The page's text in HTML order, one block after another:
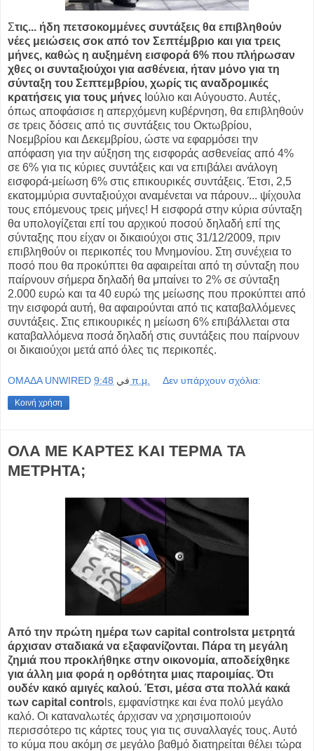
Στις... ήδη πετσοκομμένες συντάξεις θα επιβληθούν
νέες μειώσεις σοκ από τον Σεπτέμβριο και για τρεις
μήνες, καθώς η αυξημένη εισφορά 6% που πλήρωσαν
χθες οι συνταξιούχοι για ασθένεια, ήταν μόνο για τη
σύνταξη του Σεπτεμβρίου, χωρίς τις αναδρομικές
κρατήσεις για τους μήνες Ιούλιο και Αύγουστο. Αυτές,
όπως αποφάσισε η απερχόμενη κυβέρνηση, θα επιβληθούν
σε τρεις δόσεις από τις συντάξεις του Οκτωβρίου,
Νοεμβρίου και Δεκεμβρίου, ώστε να εφαρμόσει την
απόφαση για την αύξηση της εισφοράς ασθενείας από 4%
σε 6% για τις κύριες συντάξεις και να επιβάλει ανάλογη
εισφορά-μείωση 6% στις επικουρικές συντάξεις. Έτσι, 2,5
εκατομμύρια συνταξιούχοι αναμένεται να πάρουν... ψίχουλα
τους επόμενους τρεις μήνες! Η εισφορά στην κύρια σύνταξη
θα υπολογίζεται επί του αρχικού ποσού δηλαδή επί της
σύνταξης που είχαν οι δικαιούχοι στις 31/12/2009, πριν
επιβληθούν οι περικοπές του Μνημονίου. Στη συνέχεια το
ποσό που θα προκύπτει θα αφαιρείται από τη σύνταξη που
παίρνουν σήμερα δηλαδή θα μπαίνει το 2% σε σύνταξη
2.000 ευρώ και τα 40 ευρώ της μείωσης που προκύπτει από
την εισφορά αυτή, θα αφαιρούνται από τις καταβαλλόμενες
συντάξεις. Στις επικουρικές η μείωση 6% επιβάλλεται στα
καταβαλλόμενα ποσά δηλαδή στις συντάξεις που παίρνουν
οι δικαιούχοι μετά από όλες τις περικοπές.
OMAΔΑ UNWIRED في 9:48 π.μ. Δεν υπάρχουν σχόλια:
Κοινή χρήση
ΟΛΑ ΜΕ ΚΑΡΤΕΣ ΚΑΙ ΤΕΡΜΑ ΤΑ
ΜΕΤΡΗΤΑ;
Από την πρώτη ημέρα των capital controlsτα μετρητά
άρχισαν σταδιακά να εξαφανίζονται. Πάρα τη μεγάλη
ζημιά που προκλήθηκε στην οικονομία, αποδείχθηκε
για άλλη μια φορά η ορθότητα μιας παροιμίας. Ότι
ουδέν κακό αμιγές καλού. Έτσι, μέσα στα πολλά κακά
των capital contro ls, εμφανίστηκε και ένα πολύ μεγάλο
καλό. Οι καταναλωτές άρχισαν να χρησιμοποιούν
περισσότερο τις κάρτες τους για τις συναλλαγές τους. Αυτό
το κύμα που ακόμη σε μεγάλο βαθμό διατηρείται θέλει τώρα